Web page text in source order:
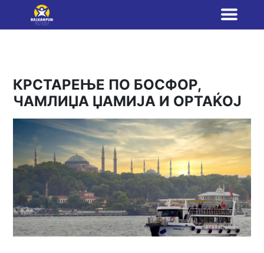
КРСТАРЕЊЕ ПО БОСФОР,
ЧАМЛИЏА ЏАМИЈА И ОРТАЌОЈ